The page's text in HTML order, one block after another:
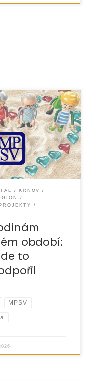
rodičů patří
životní situace,
zejména děti.
jinak – pomoc
KRNOV
PROJEKTY
období:
to
MPSV